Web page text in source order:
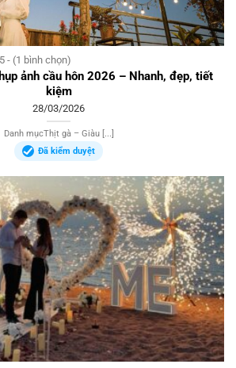
- (1 bình chọn)
ảnh cầu hôn 2026 – Nhanh, đẹp, tiết
kiệm
28/03/2026
Danh mụcThịt gà – Giàu [...]
Đã kiểm duyệt